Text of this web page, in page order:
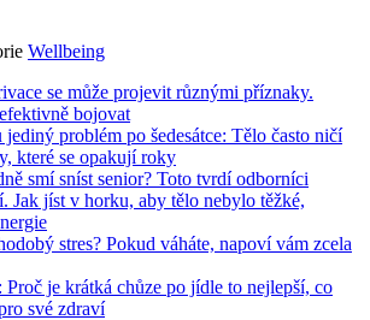
Wellbeing
se může projevit různými příznaky.
bojovat
problém po šedesátce: Tělo často ničí
které se opakují roky
smí sníst senior? Toto tvrdí odborníci
Jak jíst v horku, aby tělo nebylo těžké,
stres? Pokud váháte, napoví vám zcela
Proč je krátká chůze po jídle to nejlepší, co
své zdraví